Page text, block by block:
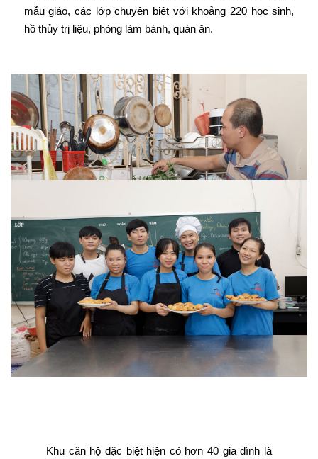
mẫu giáo, các lớp chuyên biệt với khoảng 220 học sinh,
hồ thủy trị liệu, phòng làm bánh, quán ăn.
Khu căn hộ đặc biệt hiện có hơn 40 gia đình là